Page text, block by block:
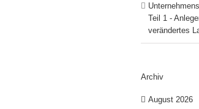
Teil 1 -
verändertes
Archiv
August 2026